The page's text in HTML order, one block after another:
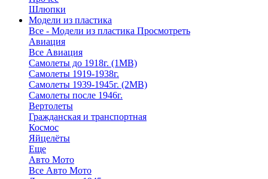
Шлюпки
Модели из пластика
Все - Модели из пластика Просмотреть
Авиация
Все Авиация
Самолеты до 1918г. (1МВ)
Самолеты 1919-1938г.
Самолеты 1939-1945г. (2МВ)
Самолеты после 1946г.
Вертолеты
Гражданская и транспортная
Космос
Яйцелёты
Еще
Авто Мото
Все Авто Мото